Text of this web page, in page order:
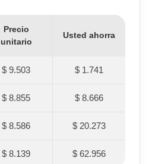
Precio
unitario
Usted ahorra
$ 9.503 $ 1.741
$ 8.855 $ 8.666
$ 8.586 $ 20.273
$ 8.139 $ 62.956